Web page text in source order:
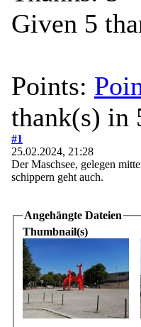
Given 5
Points:
thank(s) in
#1
25.02.2024, 21:28
Der Maschsee, gelegen
schippern geht auch.
Angehängte Dateien
Thumbnail(s)